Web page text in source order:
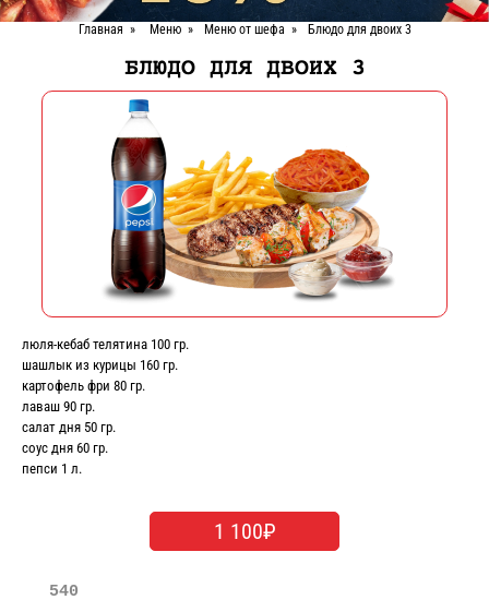
Главная » Меню» Меню от шефа » Блюдо для двоих 3
БЛЮДО ДЛЯ ДВОИХ 3
люля-кебаб телятина 100 гр.
шашлык из курицы 160 гр.
картофель фри 80 гр.
лаваш 90 гр.
салат дня 50 гр.
соус дня 60 гр.
пепси 1 л.
1 100₽
540